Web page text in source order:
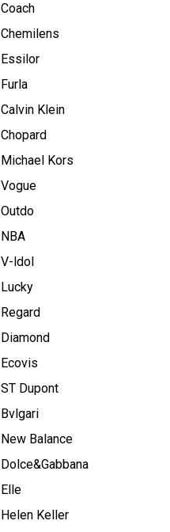
Coach
Chemilens
Essilor
Furla
Calvin Klein
Chopard
Michael Kors
Vogue
Outdo
NBA
V-ldol
Lucky
Regard
Diamond
Ecovis
ST Dupont
Bvlgari
New Balance
Dolce&Gabbana
Elle
Helen Keller